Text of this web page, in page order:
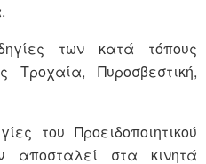
των κατά τόπους
Πυροσβεστική,
του Προειδοποιητικού
αποσταλεί στα κινητά